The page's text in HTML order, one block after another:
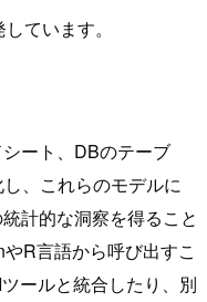
ています。
ート、DBのテーブ
、これらのモデルに
計的な洞察を得ること
R言語から呼び出すこ
ールと統合したり、別